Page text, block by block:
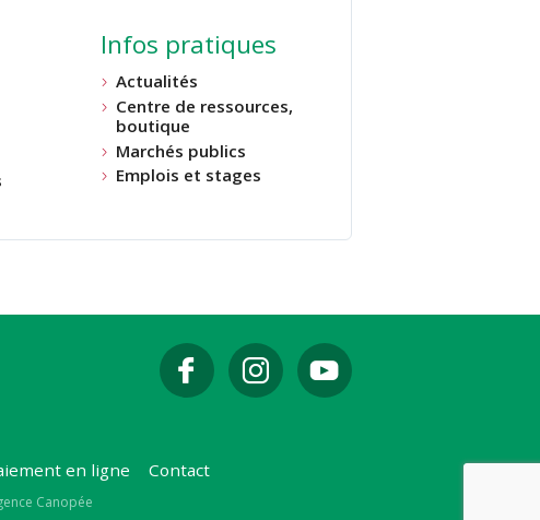
Infos pratiques
Actualités
Centre de ressources,
boutique
Marchés publics
Emplois et stages
en ligne Contact
Canopée